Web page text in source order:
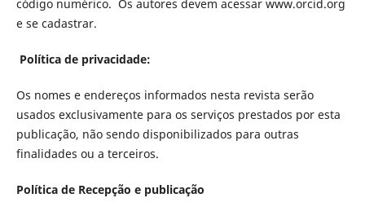
código numérico. Os autores devem acessar www.orcid.org
e se cadastrar.
Política de privacidade:
Os nomes e endereços informados nesta revista serão
usados exclusivamente para os serviços prestados por esta
publicação, não sendo disponibilizados para outras
finalidades ou a terceiros.
Política de Recepção e publicação